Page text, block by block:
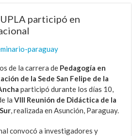
participó en
de la carrera de Pedagogía en
de la Sede San Felipe de la
participó durante los días 10,
laVIII Reunión de Didáctica de la
, realizada en Asunción, Paraguay.
convocó a investigadores y